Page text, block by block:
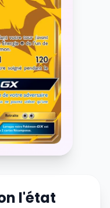
l'état